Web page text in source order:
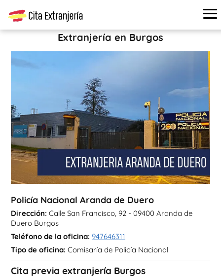
Cita extranjería › Oficinas de extranjería
Nacional Aranda de Duero
Extranjería en Burgos
Policía Nacional Aranda de Duero
Dirección: Calle San Francisco, 92 - 09400 Aranda de
Duero Burgos
Teléfono de la oficina: 947646311
Tipo de oficina: Comisaría de Policía Nacional
Cita previa extranjería Burgos